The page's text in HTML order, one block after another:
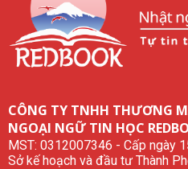
CÔNG TY TNHH THƯƠNG
NGOẠI NGỮ TIN HỌC
MST: 0312007346 - Cấp ngày
Sở kế hoạch và đầu tư Thành